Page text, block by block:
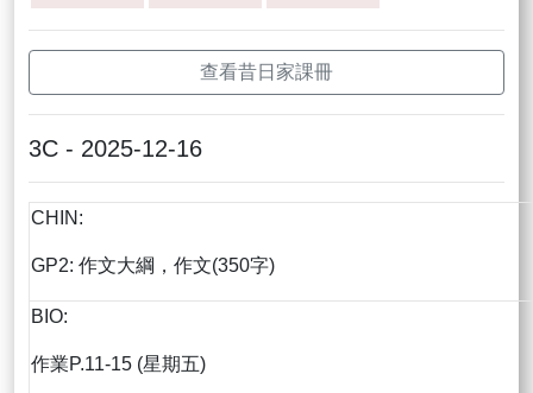
查看昔日家課冊
3C - 2025-12-16
CHIN:
GP2: 作文大綱，作文(350字)
BIO:
作業P.11-15 (星期五)